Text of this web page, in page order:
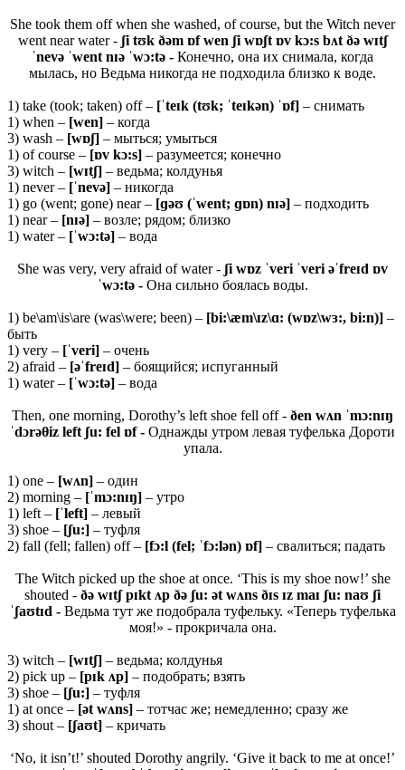
She took them off when she washed, of course, but the Witch never
went near water - ʃi tʊk ðəm ɒf wen ʃi wɒʃt ɒv kɔ:s bʌt ðə wɪtʃ
ˈnevə ˈwent nɪə ˈwɔ:tə - Конечно, она их снимала, когда
мылась, но Ведьма никогда не подходила близко к воде.
1) take (took; taken) off – [ˈteɪk (tʊk; ˈteɪkən) ˈɒf] – снимать
1) when – [wen] – когда
3) wash – [wɒʃ] – мыться; умыться
1) of course – [ɒv kɔ:s] – разумеется; конечно
3) witch – [wɪtʃ] – ведьма; колдунья
1) never – [ˈnevə] – никогда
1) go (went; gone) near – [ɡəʊ (ˈwent; ɡɒn) nɪə] – подходить
1) near – [nɪə] – возле; рядом; близко
1) water – [ˈwɔ:tə] – вода
She was very, very afraid of water - ʃi wɒz ˈveri ˈveri əˈfreɪd ɒv
ˈwɔ:tə - Она сильно боялась воды.
1) be\am\is\are (was\were; been) – [bi:\æm\ɪz\ɑ: (wɒz\wɜ:, bi:n)] –
быть
1) very – [ˈveri] – очень
2) afraid – [əˈfreɪd] – боящийся; испуганный
1) water – [ˈwɔ:tə] – вода
Then, one morning, Dorothy’s left shoe fell off - ðen wʌn ˈmɔ:nɪŋ
ˈdɔrəθiz left ʃu: fel ɒf - Однажды утром левая туфелька Дороти
упала.
1) one – [wʌn] – один
2) morning – [ˈmɔ:nɪŋ] – утро
1) left – [ˈleft] – левый
3) shoe – [ʃu:] – туфля
2) fall (fell; fallen) off – [fɔ:l (fel; ˈfɔ:lən) ɒf] – свалиться; падать
The Witch picked up the shoe at once. ‘This is my shoe now!’ she
shouted - ðə wɪtʃ pɪkt ʌp ðə ʃu: ət wʌns ðɪs ɪz maɪ ʃu: naʊ ʃi
ˈʃaʊtɪd - Ведьма тут же подобрала туфельку. «Теперь туфелька
моя!» - прокричала она.
3) witch – [wɪtʃ] – ведьма; колдунья
2) pick up – [pɪk ʌp] – подобрать; взять
3) shoe – [ʃu:] – туфля
1) at once – [ət wʌns] – тотчас же; немедленно; сразу же
3) shout – [ʃaʊt] – кричать
‘No, it isn’t!’ shouted Dorothy angrily. ‘Give it back to me at once!’